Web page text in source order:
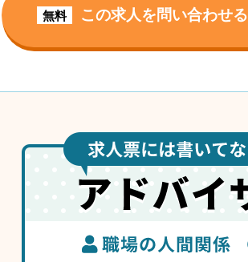
無料 この求人を問い合わせる